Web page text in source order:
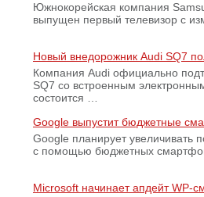
Южнокорейская компания
выпущен первый телевизор с
Новый внедорожник Audi SQ7
Компания Audi официально
SQ7 со встроенным
состоится …
Google выпустит бюджетные
Google планирует увеличивать
с помощью бюджетных
Microsoft начинает апдейт WP-